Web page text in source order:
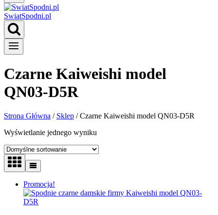
SwiatSpodni.pl
Czarne Kaiweishi model
QN03-D5R
Strona Główna / Sklep / Czarne Kaiweishi model QN03-D5R
Wyświetlanie jednego wyniku
Promocja!